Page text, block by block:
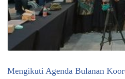
Mengikuti Agenda Bulanan